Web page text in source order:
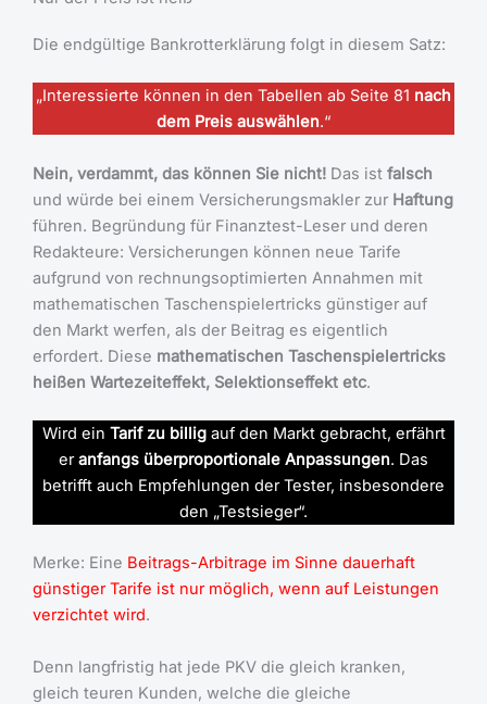
Die endgültige Bankrotterklärung folgt in diesem Satz:
„Interessierte können in den Tabellen ab Seite 81 nach
dem Preis auswählen.“
Nein, verdammt, das können Sie nicht! Das ist falsch
und würde bei einem Versicherungsmakler zur Haftung
führen. Begründung für Finanztest-Leser und deren
Redakteure: Versicherungen können neue Tarife
aufgrund von rechnungsoptimierten Annahmen mit
mathematischen Taschenspielertricks günstiger auf
den Markt werfen, als der Beitrag es eigentlich
erfordert. Diese mathematischen Taschenspielertricks
heißen Wartezeiteffekt, Selektionseffekt etc.
Wird ein Tarif zu billigauf den Markt gebracht, erfährt
eranfangs überproportionale Anpassungen. Das
betrifft auch Empfehlungen der Tester, insbesondere
den „Testsieger“.
Merke: Eine Beitrags-Arbitrage im Sinne dauerhaft
günstiger Tarife ist nur möglich, wenn auf Leistungen
verzichtet wird.
Denn langfristig hat jede PKV die gleich kranken,
gleich teuren Kunden, welche die gleiche